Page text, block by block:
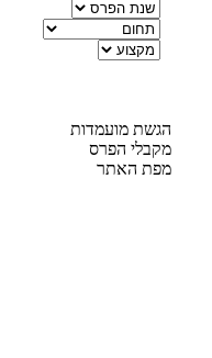
הגשת מועמדות
מקבלי הפרס
מפת האתר